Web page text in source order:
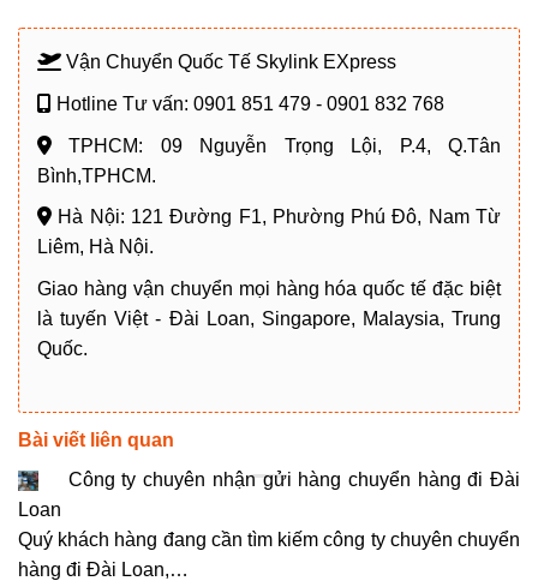
Vận Chuyển Quốc Tế Skylink EXpress
Hotline Tư vấn: 0901 851 479 - 0901 832 768
TPHCM: 09 Nguyễn Trọng Lội, P.4, Q.Tân
Bình,TPHCM.
Hà Nội: 121 Đường F1, Phường Phú Đô, Nam Từ
Liêm, Hà Nội.
Giao hàng vận chuyển mọi hàng hóa quốc tế đặc biệt
là tuyến Việt - Đài Loan, Singapore, Malaysia, Trung
Quốc.
Bài viết liên quan
Công ty chuyên nhận gửi hàng chuyển hàng đi Đài
Loan
Quý khách hàng đang cần tìm kiếm công ty chuyên chuyển
hàng đi Đài Loan,…